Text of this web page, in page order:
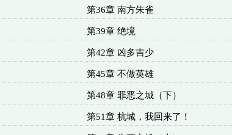
第36章 南方朱雀
第39章 绝境
第42章 凶多吉少
第45章 不做英雄
第48章 罪恶之城（下）
第51章 杭城，我回来了！